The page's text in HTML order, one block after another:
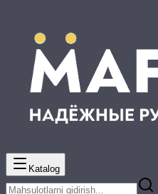
Katalog